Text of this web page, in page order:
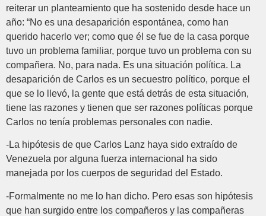
reiterar un planteamiento que ha sostenido desde hace un
año: “No es una desaparición espontánea, como han
querido hacerlo ver; como que él se fue de la casa porque
tuvo un problema familiar, porque tuvo un problema con su
compañera. No, para nada. Es una situación política. La
desaparición de Carlos es un secuestro político, porque el
que se lo llevó, la gente que está detrás de esta situación,
tiene las razones y tienen que ser razones políticas porque
Carlos no tenía problemas personales con nadie.
-La hipótesis de que Carlos Lanz haya sido extraído de
Venezuela por alguna fuerza internacional ha sido
manejada por los cuerpos de seguridad del Estado.
-Formalmente no me lo han dicho. Pero esas son hipótesis
que han surgido entre los compañeros y las compañeras